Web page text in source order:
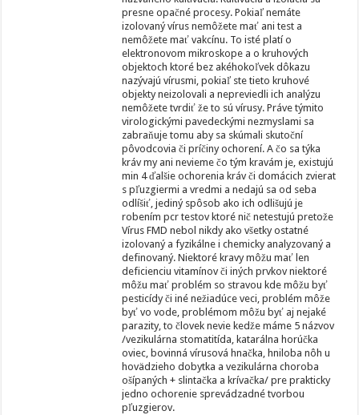
presne opačné procesy. Pokiaľ nemáte
izolovaný vírus nemôžete mať ani test a
nemôžete mať vakcínu. To isté platí o
elektronovom mikroskope a o kruhových
objektoch ktoré bez akéhokoľvek dôkazu
nazývajú vírusmi, pokiaľ ste tieto kruhové
objekty neizolovali a nepreviedli ich analýzu
nemôžete tvrdiť že to sú vírusy. Práve týmito
virologickými pavedeckými nezmyslami sa
zabraňuje tomu aby sa skúmali skutoční
pôvodcovia či príčiny ochorení. A čo sa týka
kráv my ani nevieme čo tým kravám je, existujú
min 4 ďalšie ochorenia kráv či domácich zvierat
s pľuzgiermi a vredmi a nedajú sa od seba
odlíšiť, jediný spôsob ako ich odlišujú je
robením pcr testov ktoré nič netestujú pretože
Vírus FMD nebol nikdy ako všetky ostatné
izolovaný a fyzikálne i chemicky analyzovaný a
definovaný. Niektoré kravy môžu mať len
deficienciu vitamínov či iných prvkov niektoré
môžu mať problém so stravou kde môžu byť
pesticídy či iné nežiadúce veci, problém môže
byť vo vode, problémom môžu byť aj nejaké
parazity, to človek nevie kedže máme 5 názvov
/vezikulárna stomatitída, katarálna horúčka
oviec, bovinná vírusová hnačka, hniloba nôh u
hovädzieho dobytka a vezikulárna choroba
ošípaných + slintačka a krívačka/ pre prakticky
jedno ochorenie sprevádzadné tvorbou
pľuzgierov.